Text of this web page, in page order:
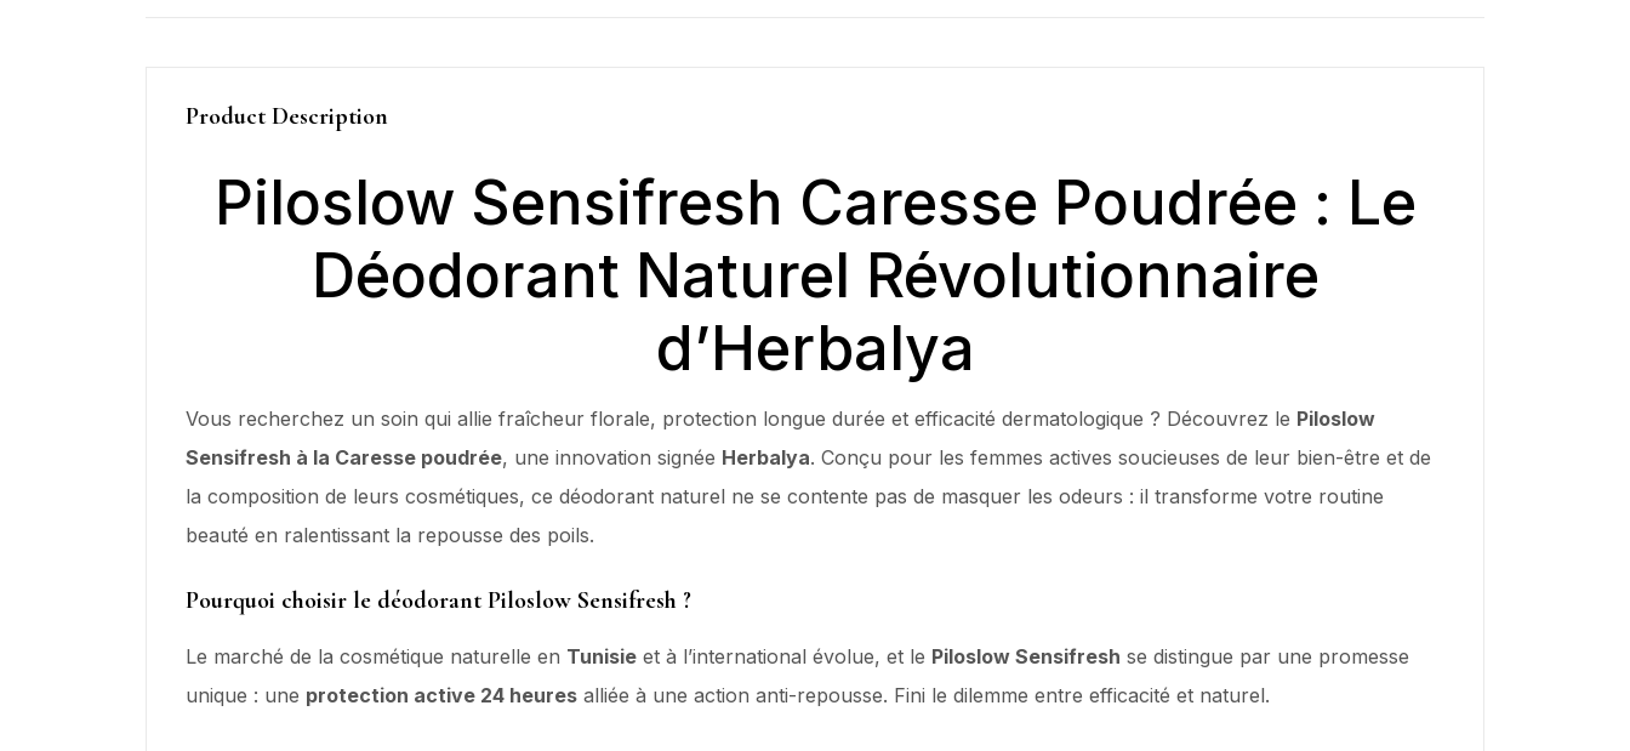
Product Description
Piloslow Sensifresh Caresse Poudrée : Le
Déodorant Naturel Révolutionnaire
d’Herbalya
Vous recherchez un soin qui allie fraîcheur florale, protection longue durée et efficacité dermatologique ? Découvrez le Piloslow
Sensifresh à la Caresse poudrée, une innovation signée Herbalya. Conçu pour les femmes actives soucieuses de leur bien-être et de
la composition de leurs cosmétiques, ce déodorant naturel ne se contente pas de masquer les odeurs : il transforme votre routine
beauté en ralentissant la repousse des poils.
Pourquoi choisir le déodorant Piloslow Sensifresh ?
Le marché de la cosmétique naturelle en Tunisie et à l’international évolue, et le Piloslow Sensifresh se distingue par une promesse
unique : une protection active 24 heures alliée à une action anti-repousse. Fini le dilemme entre efficacité et naturel.